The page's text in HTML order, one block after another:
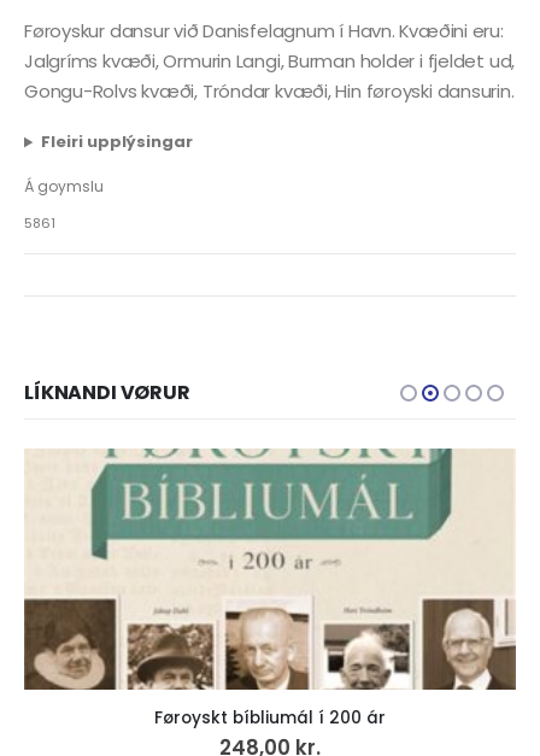
Føroyskur dansur við Danisfelagnum í Havn. Kvæðini eru:
Jalgríms kvæði, Ormurin Langi, Burman holder i fjeldet ud,
Gongu-Rolvs kvæði, Tróndar kvæði, Hin føroyski dansurin.
Fleiri upplýsingar
Á goymslu
5861
LÍKNANDI VØRUR
Føroyskt bíbliumál í 200 ár
248,00 kr.